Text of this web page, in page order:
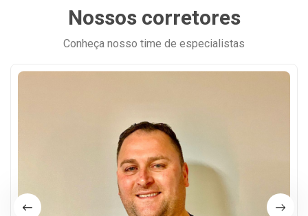
Nossos corretores
Conheça nosso time de especialistas